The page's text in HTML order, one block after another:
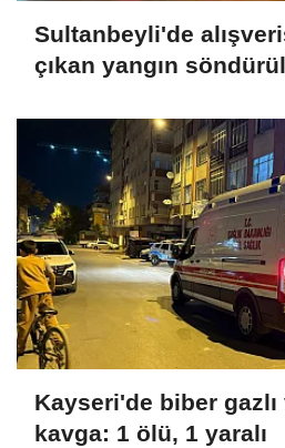
Sultanbeyli'de
çıkan yangın
Kayseri'de biber gazlı
kavga: 1 ölü, 1 yaralı